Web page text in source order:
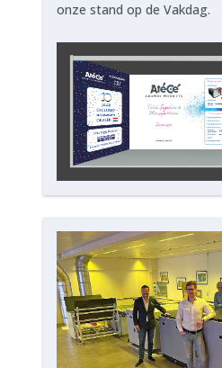
onze stand op de Vakdag.